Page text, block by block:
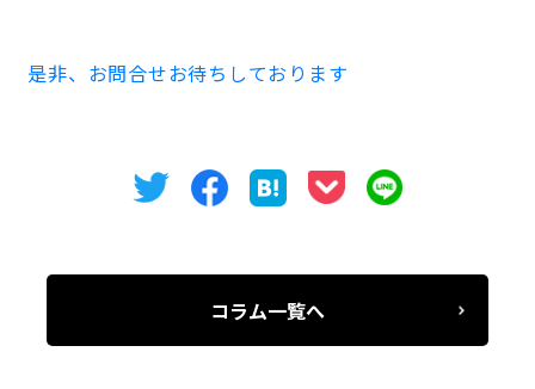
是非、お問合せお待ちしております
コラム一覧へ